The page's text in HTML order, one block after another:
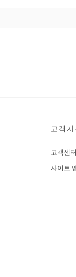
고객지
고객센터
사이트